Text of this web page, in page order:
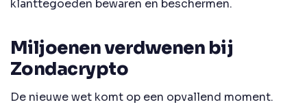
klanttegoeden bewaren en beschermen.
Miljoenen verdwenen bij
Zondacrypto
De nieuwe wet komt op een opvallend moment.